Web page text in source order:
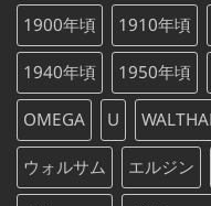
1900年頃 1910年頃
1940年頃 1950年頃
OMEGA U
ウォルサム エルジン